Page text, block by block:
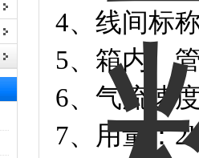
4、线间标
5、箱内、
6、气流速
7、用量：